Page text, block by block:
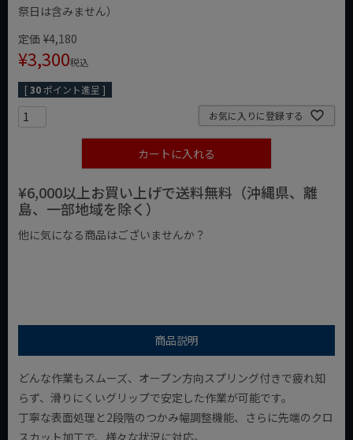
祭日は含みません）
定価 ¥4,180
¥3,300税込
[30ポイント進呈 ]
お気に入りに登録する
カートに入れる
¥6,000以上お買い上げで送料無料（沖縄県、離
島、一部地域を除く）
他に気になる商品はございませんか？
商品説明
どんな作業もスムーズ、オープン方向スプリング付きで疲れ知
らず、滑りにくいグリップで安定した作業が可能です。
丁寧な表面処理と2段階のつかみ幅調整機能、さらに先端のクロ
スカット加工で、様々な状況に対応。